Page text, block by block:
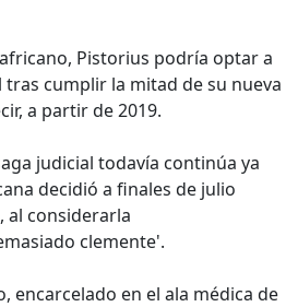
Pistorius podría optar a
cumplir la mitad de su nueva
a partir de 2019.
judicial todavía continúa ya
decidió a finales de julio
al considerarla
clemente'.
encarcelado en el ala médica de